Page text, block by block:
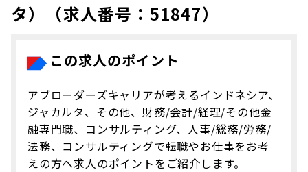
タ）（求人番号：51847）
この求人のポイント
アブローダーズキャリアが考えるインドネシア、
ジャカルタ、その他、財務/会計/経理/その他金
融専門職、コンサルティング、人事/総務/労務/
法務、コンサルティングで転職やお仕事をお考
えの方へ求人のポイントをご紹介します。